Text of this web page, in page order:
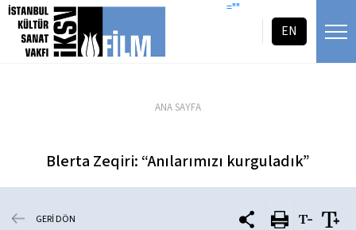
icerigi atla =""
EN
ANA SAYFA
Blerta Zeqiri: “Anılarımızı kurguladık”
GERİ DÖN